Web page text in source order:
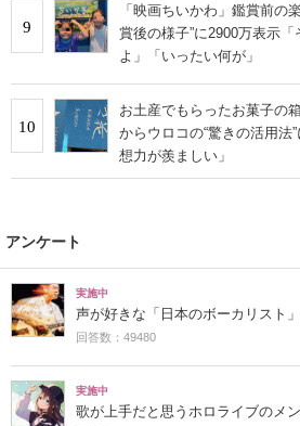
9
「映画ちいかわ」鑑賞前の
賞後の様子”に2900万表示
よ」「いったい何が」
10
お土産でもらったお菓子
からウロコの“驚きの活用
想力が羨ましい」
アンケート
実施中
声が好きな「日本のボーカリスト
回答数：49480
実施中
歌が上手だと思うホロライブのメ